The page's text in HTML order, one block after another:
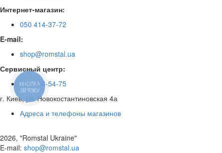
Интернет-магазин:
050 414-37-72
E-mail:
shop@romstal.ua
Сервисный центр:
050 468-54-75
г. Киев, ул. Новокостантиновская 4а
Адреса и телефоны магазинов
2026, "Romstal Ukraine"
​E-mail: shop@romstal.ua
КНОПКА
ЗВ'ЯЗКУ